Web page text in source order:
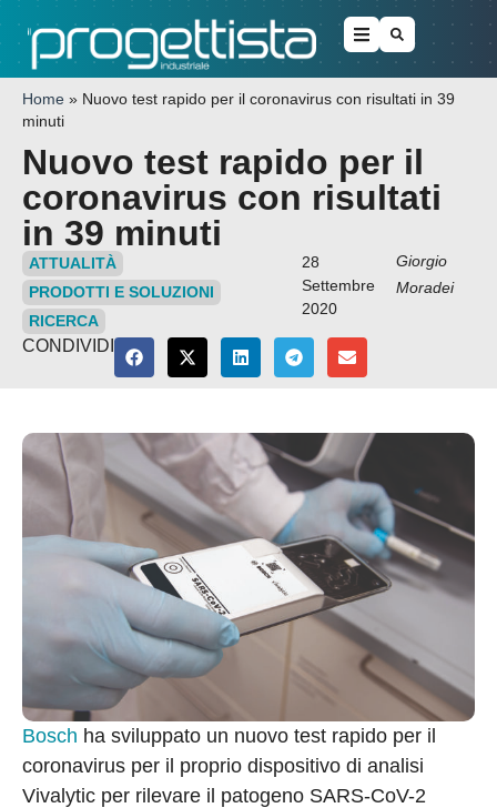
Home » Nuovo test rapido per il coronavirus con risultati in 39
minuti
Nuovo test rapido per il
coronavirus con risultati
in 39 minuti
ATTUALITÀ
PRODOTTI E SOLUZIONI
RICERCA
28
Settembre
2020
Giorgio
Moradei
CONDIVIDI
Bosch ha sviluppato un nuovo test rapido per il
coronavirus per il proprio dispositivo di analisi
Vivalytic per rilevare il patogeno SARS-CoV-2